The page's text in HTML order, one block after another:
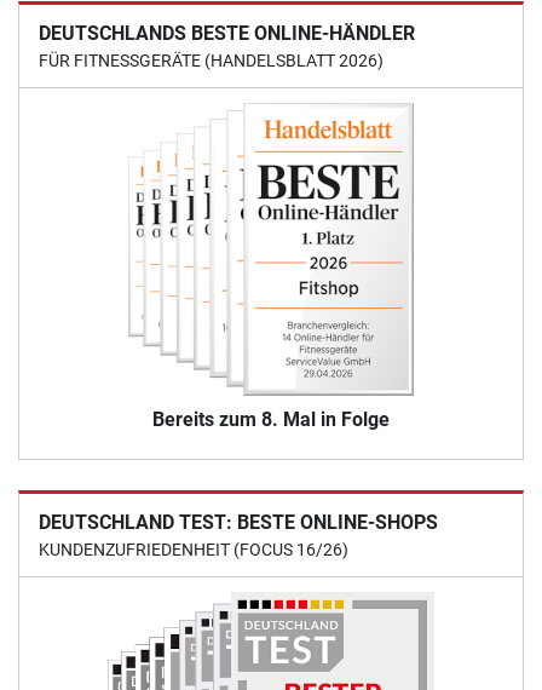
DEUTSCHLANDS BESTE ONLINE-HÄNDLER
FÜR FITNESSGERÄTE (HANDELSBLATT 2026)
Bereits zum 8. Mal in Folge
DEUTSCHLAND TEST: BESTE ONLINE-SHOPS
KUNDENZUFRIEDENHEIT (FOCUS 16/26)